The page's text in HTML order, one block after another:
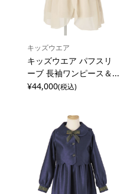
キッズウエア
キッズウエア パフスリ
ーブ 長袖ワンピース＆...
¥44,000(税込)